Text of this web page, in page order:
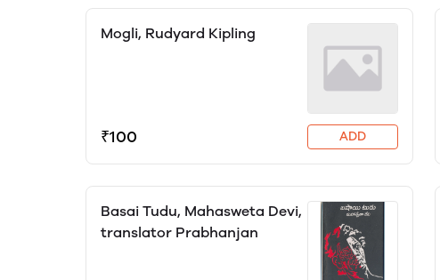
Mogli, Rudyard Kipling
₹100 ADD
Basai Tudu, Mahasweta Devi,
translator Prabhanjan